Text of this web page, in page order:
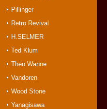
Pillinger
Retro Revival
H.SELMER
Ted Klum
Theo Wanne
Vandoren
Wood Stone
Yanagisawa